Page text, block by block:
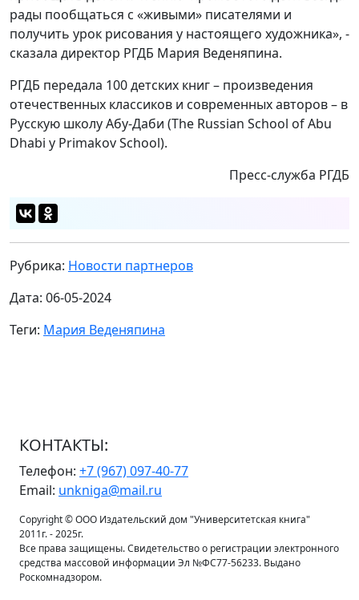
рады пообщаться с «живыми» писателями и
получить урок рисования у настоящего художника», -
сказала директор РГДБ Мария Веденяпина.
РГДБ передала 100 детских книг – произведения
отечественных классиков и современных авторов – в
Русскую школу Абу-Даби (The Russian School of Abu
Dhabi y Primakov School).
Пресс-служба РГДБ
Рубрика: Новости партнеров
Дата: 06-05-2024
Теги: Мария Веденяпина
КОНТАКТЫ:
Телефон: +7 (967) 097-40-77
Email: unkniga@mail.ru
Copyright © ООО Издательский дом "Университетская книга"
2011г. - 2025г.
Все права защищены. Свидетельство о регистрации электронного
средства массовой информации Эл №ФС77-56233. Выдано
Роскомнадзором.